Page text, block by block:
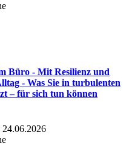
Büro - Mit Resilienz und
- Was Sie in turbulenten
– für sich tun können
24.06.2026